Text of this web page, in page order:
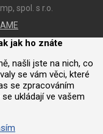
spol. s r.o.
jak ho znáte
našli jste na nich, co
se vám věci, které
se zpracováním
ukládají ve vašem